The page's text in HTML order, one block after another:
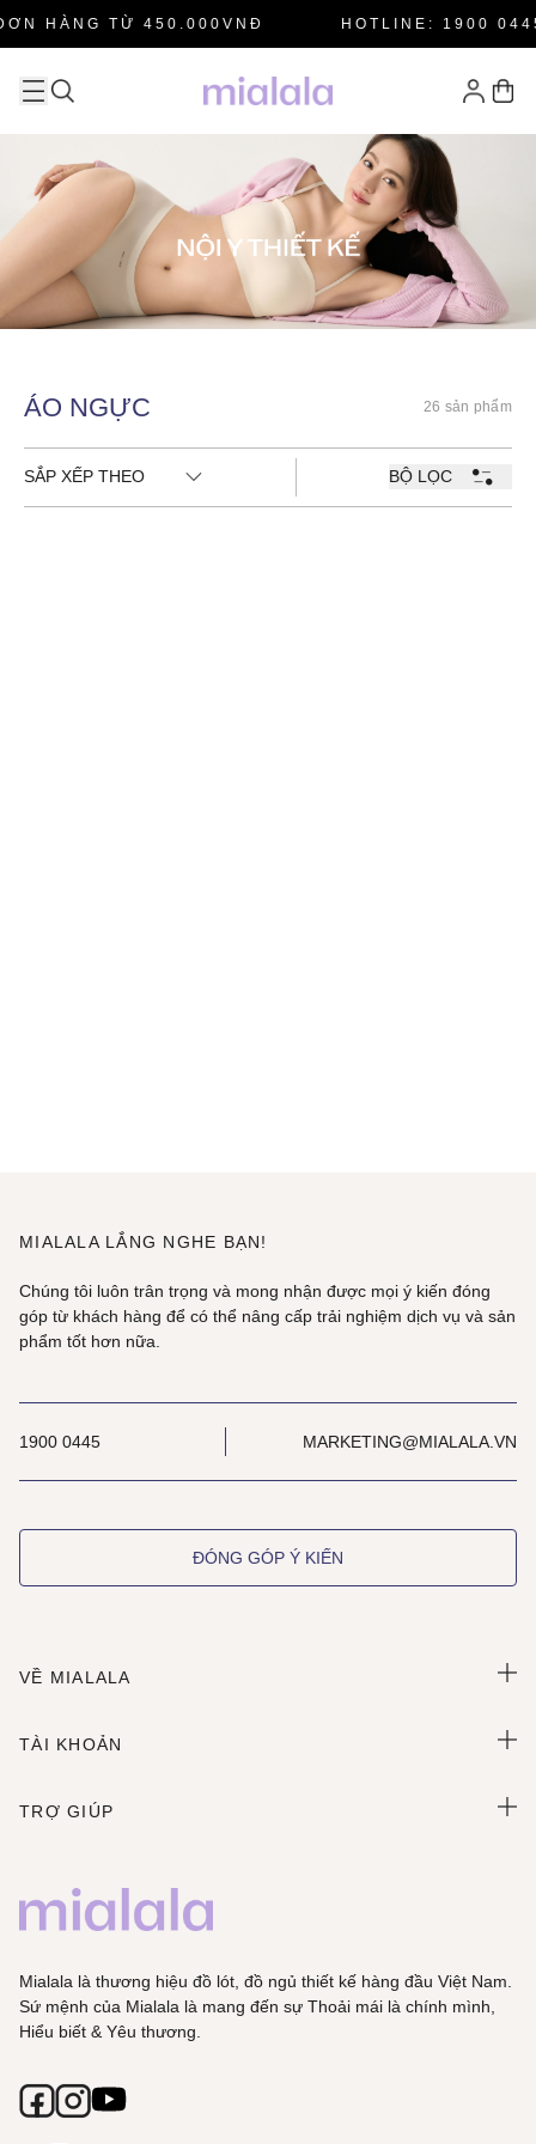
HÀNG TỪ 450.000VNĐ HOTLINE: 1900 0445
ÁO NGỰC 26 sản phẩm
SẮP XẾP THEO BỘ LỌC
MIALALA LẮNG NGHE BẠN!
Chúng tôi luôn trân trọng và mong nhận được mọi ý kiến đóng
góp từ khách hàng để có thể nâng cấp trải nghiệm dịch vụ và sản
phẩm tốt hơn nữa.
1900 0445 MARKETING@MIALALA.VN
ĐÓNG GÓP Ý KIẾN
VỀ MIALALA
TÀI KHOẢN
TRỢ GIÚP
Mialala là thương hiệu đồ lót, đồ ngủ thiết kế hàng đầu Việt Nam.
Sứ mệnh của Mialala là mang đến sự Thoải mái là chính mình,
Hiểu biết & Yêu thương.